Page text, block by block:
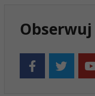
Obserwuj